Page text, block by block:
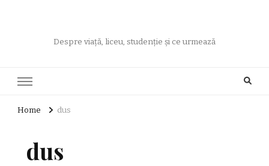
Despre viață, liceu, studenție și ce urmează
Home dus
dus